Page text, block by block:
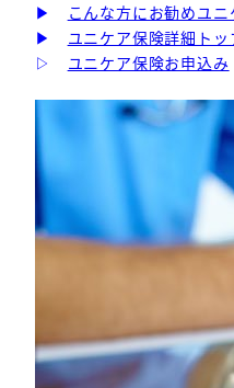
▶
こんな方にお勧めユ
▶ ユニケア保険詳細トッ
▷
ユニケア保険お申込み